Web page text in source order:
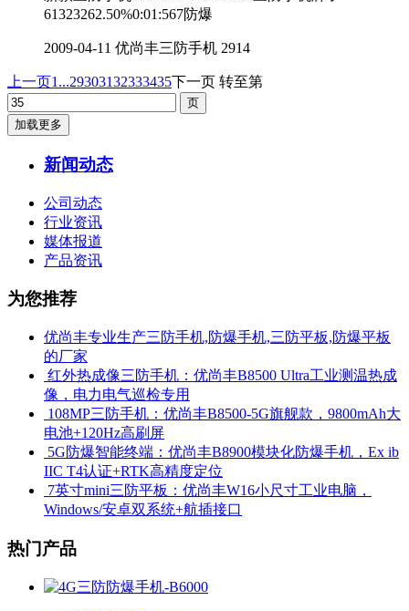
61323262.50%0:01:567防爆
2009-04-11 优尚丰三防手机 2914
上一页1...29303132333435下一页 转至第
加载更多
新闻动态
公司动态
行业资讯
媒体报道
产品资讯
为您推荐
优尚丰专业生产三防手机,防爆手机,三防平板,防爆平板
的厂家
​ 红外热成像三防手机：优尚丰B8500 Ultra工业测温热成
像，电力电气巡检专用
​ 108MP三防手机：优尚丰B8500-5G旗舰款，9800mAh大
电池+120Hz高刷屏
​ 5G防爆智能终端：优尚丰B8900模块化防爆手机，Ex ib
IIC T4认证+RTK高精度定位
​ 7英寸mini三防平板：优尚丰W16小尺寸工业电脑，
Windows/安卓双系统+航插接口
热门产品